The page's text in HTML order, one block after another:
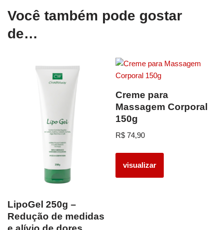
Você também pode gostar
de…
LipoGel 250g –
Redução de medidas
Creme para
Massagem Corporal
150g
R$ 74,90
visualizar